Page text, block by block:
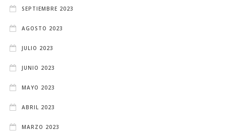
SEPTIEMBRE 2023
AGOSTO 2023
JULIO 2023
JUNIO 2023
MAYO 2023
ABRIL 2023
MARZO 2023